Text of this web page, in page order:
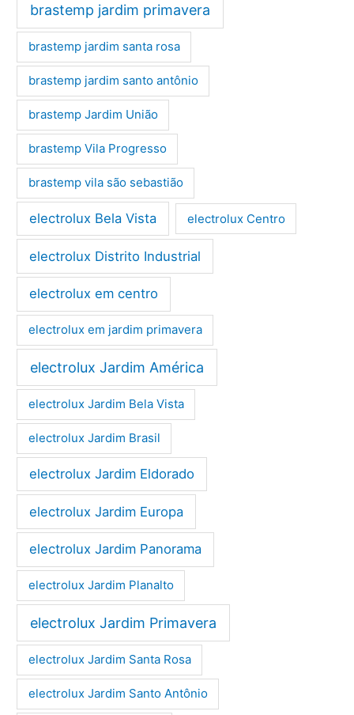
brastemp jardim primavera
brastemp jardim santa rosa
brastemp jardim santo antônio
brastemp Jardim União
brastemp Vila Progresso
brastemp vila são sebastião
electrolux Bela Vista electrolux Centro
electrolux Distrito Industrial
electrolux em centro
electrolux em jardim primavera
electrolux Jardim América
electrolux Jardim Bela Vista
electrolux Jardim Brasil
electrolux Jardim Eldorado
electrolux Jardim Europa
electrolux Jardim Panorama
electrolux Jardim Planalto
electrolux Jardim Primavera
electrolux Jardim Santa Rosa
electrolux Jardim Santo Antônio